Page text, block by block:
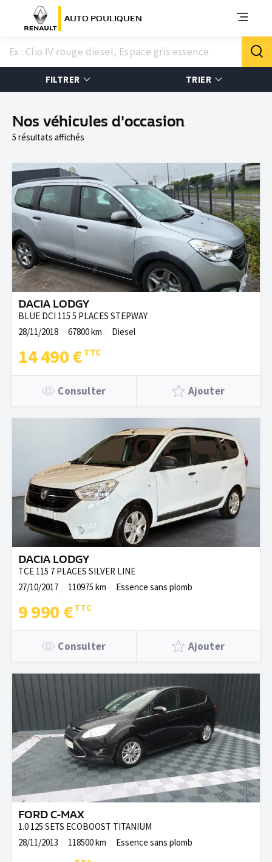
AUTO POULIQUEN
FILTRER TRIER
Nos véhicules d'occasion
5 résultats affichés
DACIA LODGY
BLUE DCI 115 5 PLACES STEPWAY
28/11/2018
67800 km Diesel
14 490 €
Consulter Ajouter
DACIA LODGY
TCE 115 7 PLACES SILVER LINE
27/10/2017
110975 km Essence sans plomb
9 990 €
Consulter Ajouter
FORD C-MAX
1.0 125 SETS ECOBOOST TITANIUM
28/11/2013
118500 km Essence sans plomb